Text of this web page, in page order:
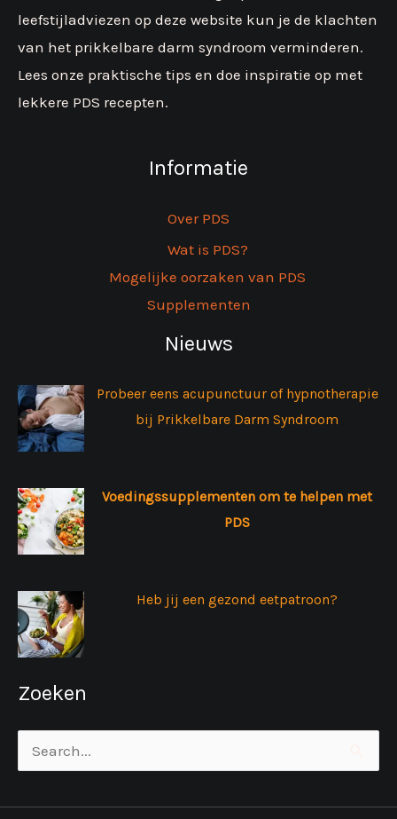
leefstijladviezen op deze website kun je de klachten
van het prikkelbare darm syndroom verminderen.
Lees onze praktische tips en doe inspiratie op met
lekkere PDS recepten.
Informatie
Over PDS
Wat is PDS?
Mogelijke oorzaken van PDS
Supplementen
Nieuws
Probeer eens acupunctuur of hypnotherapie
bij Prikkelbare Darm Syndroom
Voedingssupplementen om te helpen met
PDS
Heb jij een gezond eetpatroon?
Zoeken
Zoek